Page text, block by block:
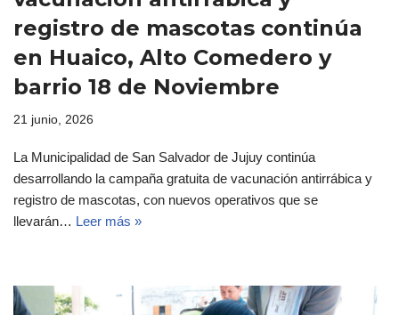
registro de mascotas continúa
en Huaico, Alto Comedero y
barrio 18 de Noviembre
21 junio, 2026
La Municipalidad de San Salvador de Jujuy continúa
desarrollando la campaña gratuita de vacunación antirrábica y
registro de mascotas, con nuevos operativos que se
llevarán… Leer más »